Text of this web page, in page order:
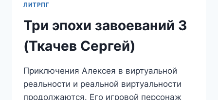
ЛИТРПГ
Три эпохи завоеваний 3
(Ткачев Сергей)
Приключения Алексея в виртуальной
реальности и реальной виртуальности
продолжаются. Его игровой персонаж